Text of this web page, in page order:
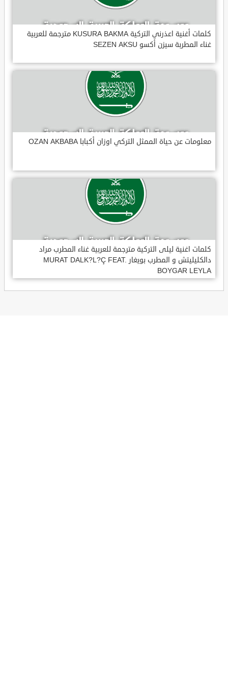
كلمات أغنية اعذرني التركية KUSURA BAKMA مترجمة للعربية
غناء المطربة سيزن أكسو SEZEN AKSU
معلومات عن حياة الممثل التركي اوزان أكبابا OZAN AKBABA
كلمات اغنية ليلى التركية مترجمة للعربية غناء المطرب مراد
دالكليليتش و المطرب بويغار MURAT DALK?L?Ç FEAT.
BOYGAR LEYLA